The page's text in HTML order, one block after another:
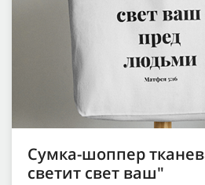
Сумка-шоппер
светит свет ваш"